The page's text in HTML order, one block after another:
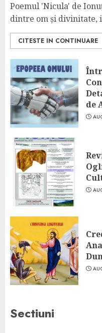
Poemul 'Nicula' de
dintre om și divinitate,
CITESTE IN CONTINUARE
de
Sectiuni